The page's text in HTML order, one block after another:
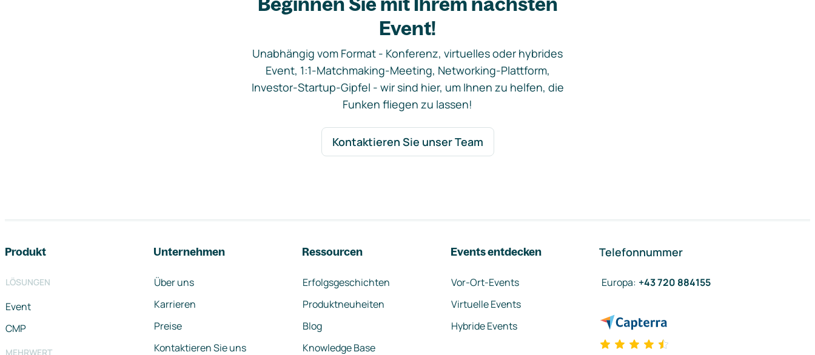
Event!
Unabhängig vom Format - Konferenz, virtuelles oder hybrides
Event, 1:1-Matchmaking-Meeting, Networking-Plattform,
Investor-Startup-Gipfel - wir sind hier, um Ihnen zu helfen, die
Funken fliegen zu lassen!
Kontaktieren Sie unser Team
Produkt
LÖSUNGEN
Event
CMP
MEHRWERT
Unternehmen
Über uns
Karrieren
Preise
Kontaktieren Sie uns
Ressourcen
Erfolgsgeschichten
Produktneuheiten
Blog
Knowledge Base
Events entdecken
Vor-Ort-Events
Virtuelle Events
Hybride Events
Telefonnummer
Europa: +43 720 884155